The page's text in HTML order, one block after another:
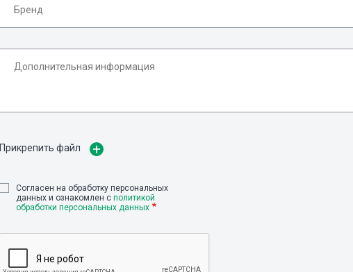
Прикрепить файл
Cогласен на обработку персональных
данных и ознакомлен с политикой
обработки персональных данных